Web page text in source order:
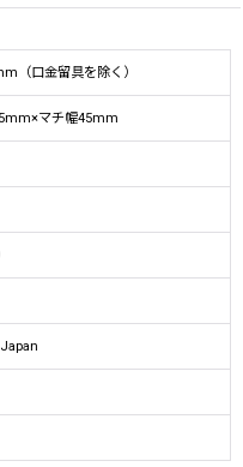
（口金留具を除く）
マチ幅45mm